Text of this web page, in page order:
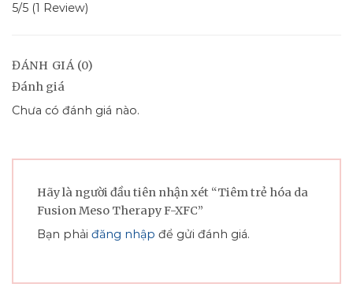
5/5 (1 Review)
ĐÁNH GIÁ (0)
Đánh giá
Chưa có đánh giá nào.
Hãy là người đầu tiên nhận xét “Tiêm trẻ hóa da
Fusion Meso Therapy F-XFC”
Bạn phải đăng nhập để gửi đánh giá.